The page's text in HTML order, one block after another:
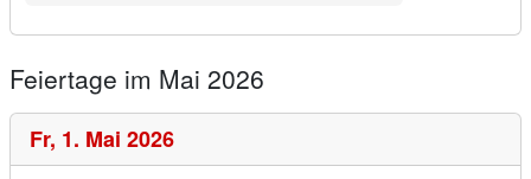
Feiertage im Mai 2026
Fr, 1. Mai 2026